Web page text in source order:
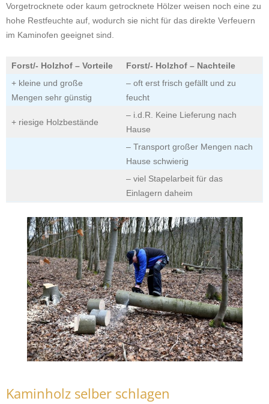
Vorgetrocknete oder kaum getrocknete Hölzer weisen noch eine zu
hohe Restfeuchte auf, wodurch sie nicht für das direkte Verfeuern
im Kaminofen geeignet sind.
Forst/- Holzhof – Vorteile
Forst/- Holzhof – Nachteile
+ kleine und große
Mengen sehr günstig
– oft erst frisch gefällt und zu
feucht
+ riesige Holzbestände
– i.d.R. Keine Lieferung nach
Hause
– Transport großer Mengen nach
Hause schwierig
– viel Stapelarbeit für das
Einlagern daheim
Kaminholz selber schlagen